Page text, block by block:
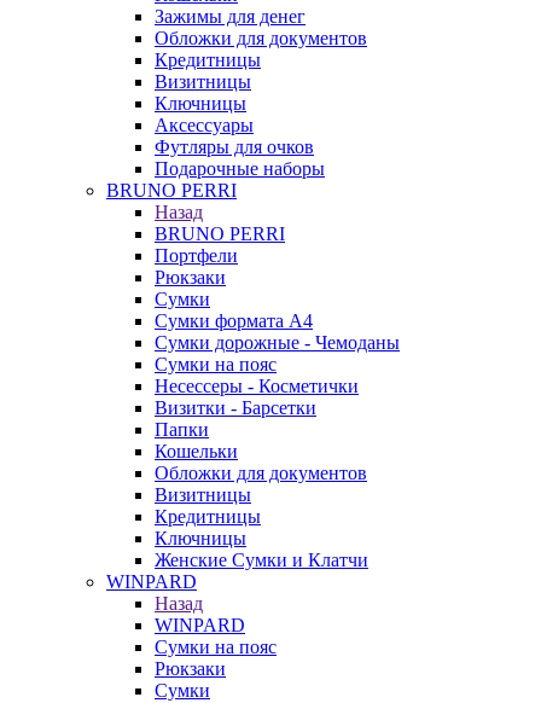
Зажимы для денег
Обложки для документов
Кредитницы
Визитницы
Ключницы
Аксессуары
Футляры для очков
Подарочные наборы
BRUNO PERRI
Назад
BRUNO PERRI
Портфели
Рюкзаки
Сумки
Сумки формата А4
Сумки дорожные - Чемоданы
Сумки на пояс
Несессеры - Косметички
Визитки - Барсетки
Папки
Кошельки
Обложки для документов
Визитницы
Кредитницы
Ключницы
Женские Сумки и Клатчи
WINPARD
Назад
WINPARD
Сумки на пояс
Рюкзаки
Сумки